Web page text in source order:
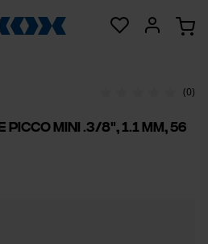
(0)
Mini .3/8", 1.1 mm, 56